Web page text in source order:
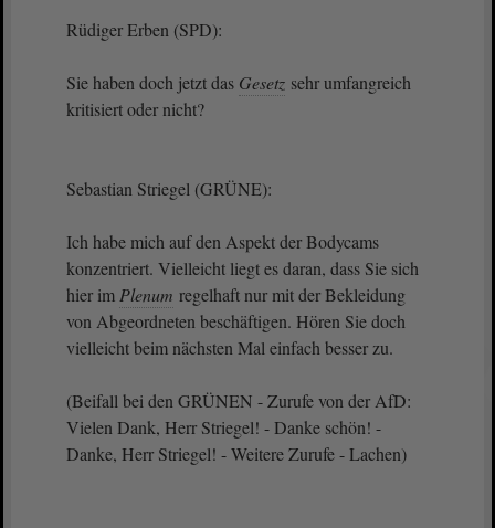
Rüdiger Erben (SPD):
Sie haben doch jetzt das Gesetz sehr umfangreich
kritisiert oder nicht?
Sebastian Striegel (GRÜNE):
Ich habe mich auf den Aspekt der Bodycams
konzentriert. Vielleicht liegt es daran, dass Sie sich
hier im Plenum regelhaft nur mit der Bekleidung
von Abgeordneten beschäftigen. Hören Sie doch
vielleicht beim nächsten Mal einfach besser zu.
(Beifall bei den GRÜNEN - Zurufe von der AfD:
Vielen Dank, Herr Striegel! - Danke schön! -
Danke, Herr Striegel! - Weitere Zurufe - Lachen)